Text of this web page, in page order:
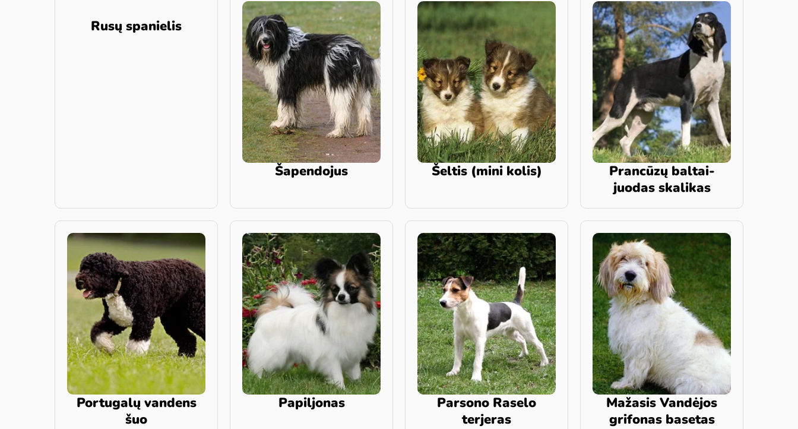
Rusų spanielis
Šapendojus Šeltis (mini kolis)
Prancūzų baltai-
juodas skalikas
Portugalų vandens
šuo
Papiljonas
Parsono Raselo
terjeras
Mažasis Vandėjos
grifonas basetas